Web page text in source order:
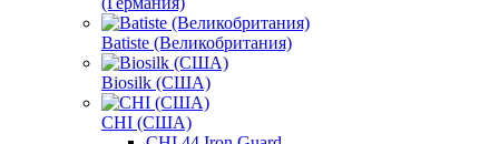
Batiste (Великобритания)
Biosilk (США)
CHI (США)